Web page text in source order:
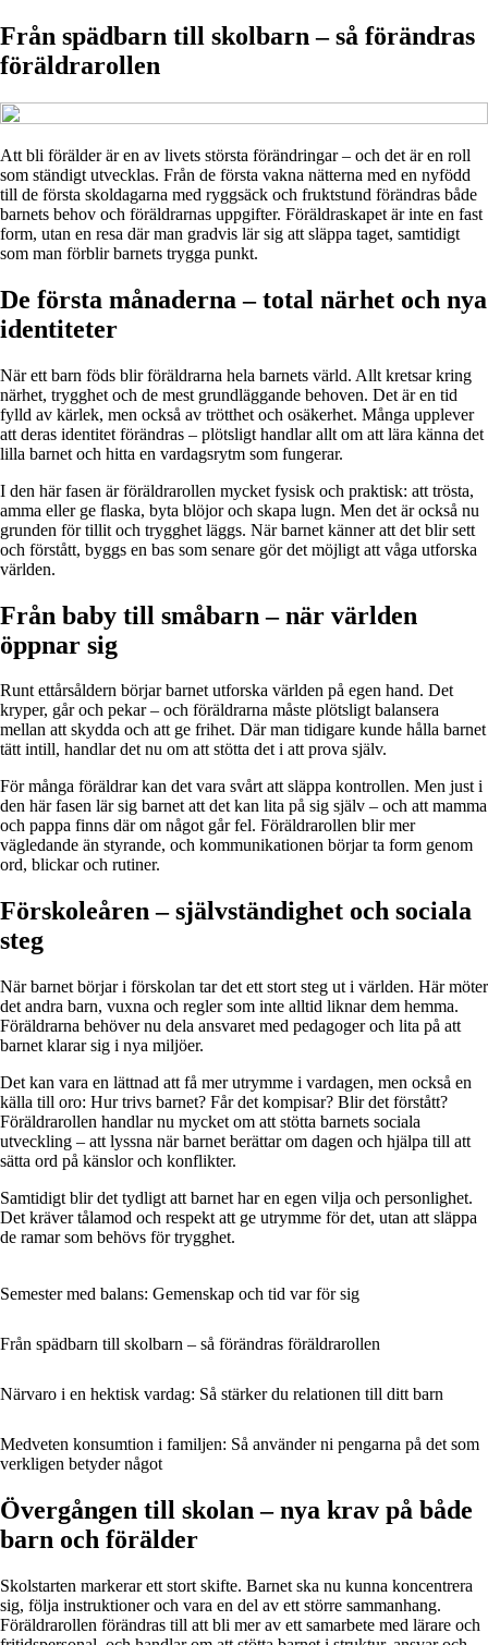
Från spädbarn till skolbarn – så förändras
föräldrarollen
Att bli förälder är en av livets största förändringar – och det är en roll
som ständigt utvecklas. Från de första vakna nätterna med en nyfödd
till de första skoldagarna med ryggsäck och fruktstund förändras både
barnets behov och föräldrarnas uppgifter. Föräldraskapet är inte en fast
form, utan en resa där man gradvis lär sig att släppa taget, samtidigt
som man förblir barnets trygga punkt.
De första månaderna – total närhet och nya
identiteter
När ett barn föds blir föräldrarna hela barnets värld. Allt kretsar kring
närhet, trygghet och de mest grundläggande behoven. Det är en tid
fylld av kärlek, men också av trötthet och osäkerhet. Många upplever
att deras identitet förändras – plötsligt handlar allt om att lära känna det
lilla barnet och hitta en vardagsrytm som fungerar.
I den här fasen är föräldrarollen mycket fysisk och praktisk: att trösta,
amma eller ge flaska, byta blöjor och skapa lugn. Men det är också nu
grunden för tillit och trygghet läggs. När barnet känner att det blir sett
och förstått, byggs en bas som senare gör det möjligt att våga utforska
världen.
Från baby till småbarn – när världen
öppnar sig
Runt ettårsåldern börjar barnet utforska världen på egen hand. Det
kryper, går och pekar – och föräldrarna måste plötsligt balansera
mellan att skydda och att ge frihet. Där man tidigare kunde hålla barnet
tätt intill, handlar det nu om att stötta det i att prova själv.
För många föräldrar kan det vara svårt att släppa kontrollen. Men just i
den här fasen lär sig barnet att det kan lita på sig själv – och att mamma
och pappa finns där om något går fel. Föräldrarollen blir mer
vägledande än styrande, och kommunikationen börjar ta form genom
ord, blickar och rutiner.
Förskoleåren – självständighet och sociala
steg
När barnet börjar i förskolan tar det ett stort steg ut i världen. Här möter
det andra barn, vuxna och regler som inte alltid liknar dem hemma.
Föräldrarna behöver nu dela ansvaret med pedagoger och lita på att
barnet klarar sig i nya miljöer.
Det kan vara en lättnad att få mer utrymme i vardagen, men också en
källa till oro: Hur trivs barnet? Får det kompisar? Blir det förstått?
Föräldrarollen handlar nu mycket om att stötta barnets sociala
utveckling – att lyssna när barnet berättar om dagen och hjälpa till att
sätta ord på känslor och konflikter.
Samtidigt blir det tydligt att barnet har en egen vilja och personlighet.
Det kräver tålamod och respekt att ge utrymme för det, utan att släppa
de ramar som behövs för trygghet.
Semester med balans: Gemenskap och tid var för sig
Från spädbarn till skolbarn – så förändras föräldrarollen
Närvaro i en hektisk vardag: Så stärker du relationen till ditt barn
Medveten konsumtion i familjen: Så använder ni pengarna på det som
verkligen betyder något
Övergången till skolan – nya krav på både
barn och förälder
Skolstarten markerar ett stort skifte. Barnet ska nu kunna koncentrera
sig, följa instruktioner och vara en del av ett större sammanhang.
Föräldrarollen förändras till att bli mer av ett samarbete med lärare och